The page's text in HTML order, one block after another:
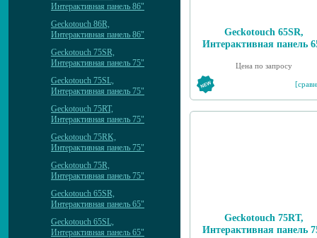
Интерактивная панель 86"
Geckotouch 86R,
Интерактивная панель 86"
Geckotouch 75SR,
Интерактивная панель 75"
Geckotouch 75SL,
Интерактивная панель 75"
Geckotouch 75RT,
Интерактивная панель 75"
Geckotouch 75RK,
Интерактивная панель 75"
Geckotouch 75R,
Интерактивная панель 75"
Geckotouch 65SR,
Интерактивная панель 65"
Geckotouch 65SL,
Интерактивная панель 65"
Geckotouch 65SR,
Интерактивная панель
Цена по запросу
Geckotouch 75RT,
Интерактивная панель